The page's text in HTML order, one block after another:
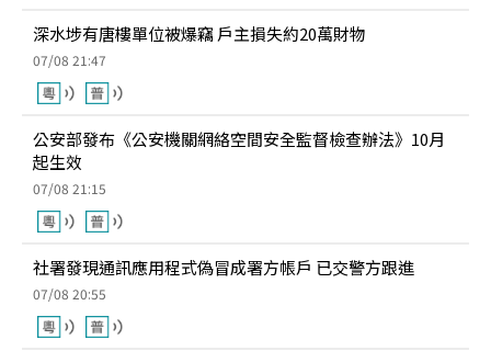
深水埗有唐樓單位被爆竊 戶主損失約20萬財物
07/08 21:47
公安部發布《公安機關網絡空間安全監督檢查辦法》10月
起生效
07/08 21:15
社署發現通訊應用程式偽冒成署方帳戶 已交警方跟進
07/08 20:55